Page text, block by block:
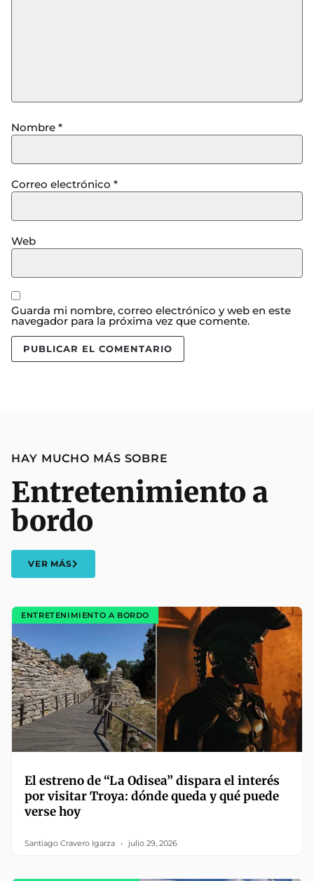
Nombre *
Correo electrónico *
Web
Guarda mi nombre, correo electrónico y web en este
navegador para la próxima vez que comente.
HAY MUCHO MÁS SOBRE
Entretenimiento a
bordo
VER MÁS
ENTRETENIMIENTO A BORDO
El estreno de “La Odisea” dispara el interés
por visitar Troya: dónde queda y qué puede
verse hoy
Santiago Cravero Igarza julio 29, 2026